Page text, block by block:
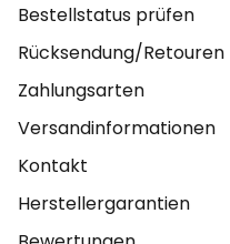
Bestellstatus prüfen
Rücksendung/Retouren
Zahlungsarten
Versandinformationen
Kontakt
Herstellergarantien